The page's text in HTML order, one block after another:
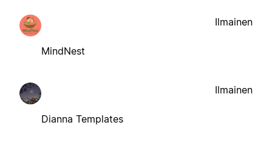
MindNest
Ilmainen
Dianna Templates
Ilmainen